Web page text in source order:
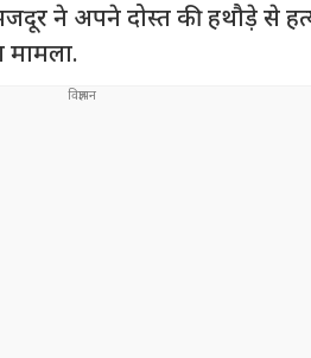
ने अपने दोस्त की हथौड़े से